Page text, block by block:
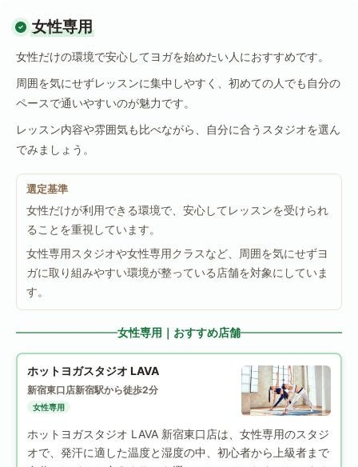
女性専用
女性だけの環境で安心してヨガを始めたい人におすすめです。
周囲を気にせずレッスンに集中しやすく、初めての人でも自分の
ペースで通いやすいのが魅力です。
レッスン内容や雰囲気も比べながら、自分に合うスタジオを選ん
でみましょう。
選定基準
女性だけが利用できる環境で、安心してレッスンを受けられ
ることを重視しています。
女性専用スタジオや女性専用クラスなど、周囲を気にせずヨ
ガに取り組みやすい環境が整っている店舗を対象にしていま
す。
女性専用｜おすすめ店舗
ホットヨガスタジオ LAVA
新宿東口店新宿駅から徒歩2分
女性専用
ホットヨガスタジオ LAVA 新宿東口店は、女性専用のスタジ
オで、発汗に適した温度と湿度の中、初心者から上級者まで